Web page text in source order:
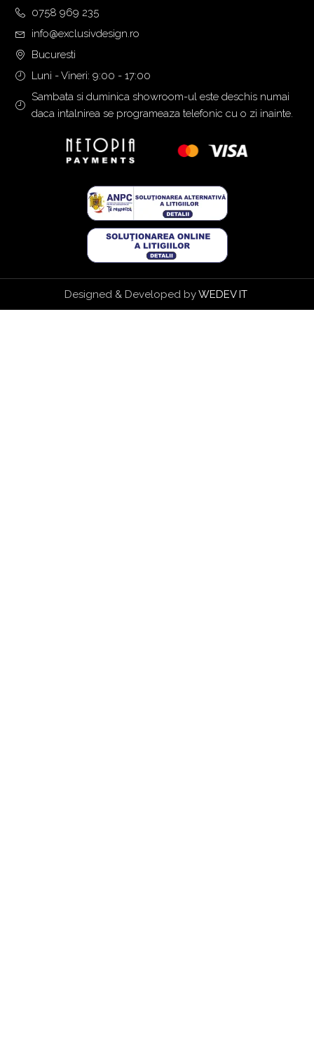
0758 969 235
info@exclusivdesign.ro
Bucuresti
Luni - Vineri: 9:00 - 17:00
Sambata si duminica showroom-ul este deschis numai
daca intalnirea se programeaza telefonic cu o zi inainte.
Designed & Developed byWEDEV IT